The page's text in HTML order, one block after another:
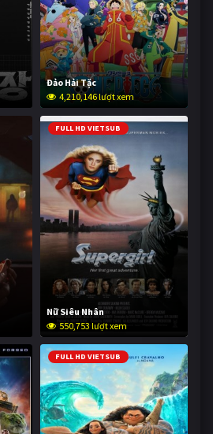
Đảo Hải Tặc
4,210,146 lượt xem
FULL HD VIETSUB
Nữ Siêu Nhân
550,753 lượt xem
FULL HD VIETSUB